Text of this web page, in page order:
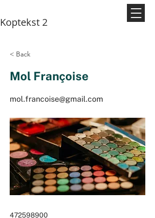
Koptekst 2
< Back
Mol Françoise
mol.francoise@gmail.com
472598900